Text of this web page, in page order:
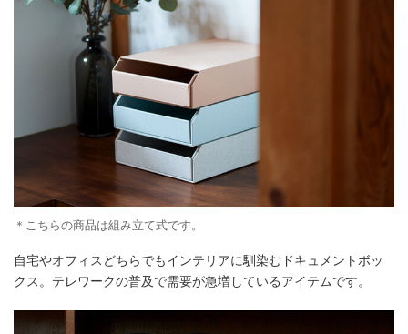
＊こちらの商品は組み立て式です。
自宅やオフィスどちらでもインテリアに馴染むドキュメントボッ
クス。テレワークの普及で需要が急増しているアイテムです。